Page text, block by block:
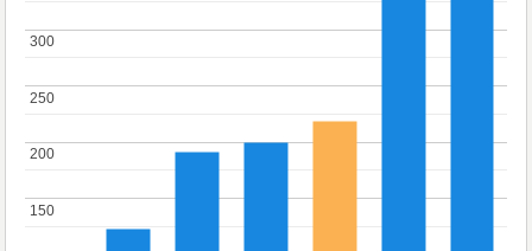
150
150
200
200
250
250
300
300